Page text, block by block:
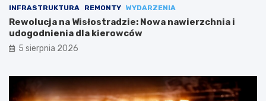
INFRASTRUKTURA REMONTY WYDARZENIA
Rewolucja na Wisłostradzie: Nowa nawierzchnia i
udogodnienia dla kierowców
5 sierpnia 2026